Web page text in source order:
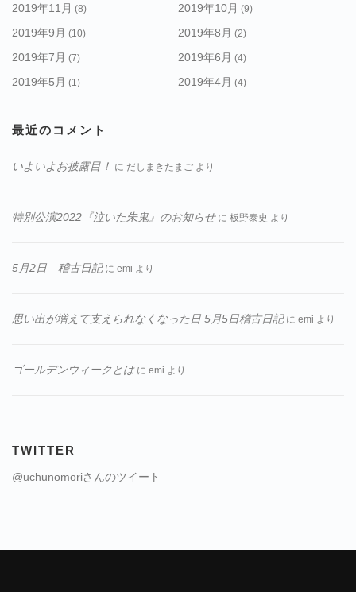
2019年11月 (8) 2019年10月 (9)
2019年9月 (10) 2019年8月 (2)
2019年7月 (7) 2019年6月 (4)
2019年5月 (1) 2019年4月 (4)
最近のコメント
いよいよお披露目！ に だしまきたまご より
特別公演2022『泣いた朱鬼』のお知らせに 板野泰史 より
5月2日 稽古日記に emi より
思い出が増えて支えられなくなった日 5月5日稽古日記に emi より
ゴールデンウィークとはに emi より
TWITTER
@uchunomoriさんのツイート